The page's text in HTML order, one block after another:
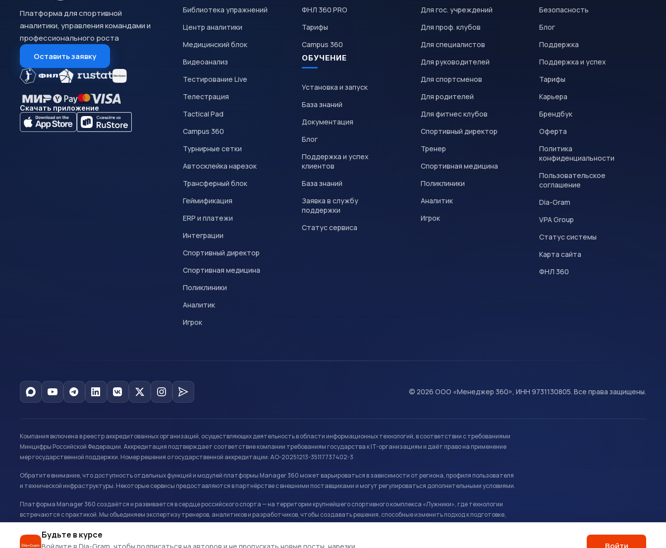
Будьте в курсе
Войти
Платформа для спортивной
аналитики, управления командами и
профессионального роста
Оставить заявку
Скачать приложение
Библиотека упражнений
Центр аналитики
Медицинский блок
Видеоанализ
Тестирование Live
Телестрация
Tactical Pad
Campus 360
Турнирные сетки
Автосклейка нарезок
Трансферный блок
Геймификация
ERP и платежи
Интеграции
Спортивный директор
Спортивная медицина
Поликлиники
Аналитик
Игрок
ФНЛ 360 PRO
Тарифы
Campus 360
ОБУЧЕНИЕ
Установка и запуск
База знаний
Документация
Блог
Поддержка и успех
клиентов
База знаний
Заявка в службу
поддержки
Статус сервиса
Для гос. учреждений
Для проф. клубов
Для специалистов
Для руководителей
Для спортсменов
Для родителей
Для фитнес клубов
Спортивный директор
Тренер
Спортивная медицина
Поликлиники
Аналитик
Игрок
Безопасность
Блог
Поддержка
Поддержка и успех
Тарифы
Карьера
Брендбук
Оферта
Политика
конфиденциальности
Пользовательское
соглашение
Dia-Gram
VPA Group
Статус системы
Карта сайта
ФНЛ 360
© 2026 ООО «Менеджер 360», ИНН 9731130805. Все права защищены.
Компания включена в реестр аккредитованных организаций, осуществляющих деятельность в области информационных технологий, в соответствии с требованиями
Минцифры Российской Федерации. Аккредитация подтверждает соответствие компании требованиям государства к IT-организациям и даёт право на применение
мер государственной поддержки. Номер решения о государственной аккредитации: АО-20251213-35117737402-3
Обратите внимание, что доступность отдельных функций и модулей платформы Manager 360 может варьироваться в зависимости от региона, профиля пользователя
и технической инфраструктуры. Некоторые сервисы предоставляются в партнёрстве с внешними поставщиками и могут регулироваться дополнительными условиями.
Платформа Manager 360 создаётся и развивается в сердце российского спорта — на территории крупнейшего спортивного комплекса «Лужники», где технологии
встречаются с практикой. Мы объединяем экспертизу тренеров, аналитиков и разработчиков, чтобы создавать решения, способные изменить подход к подготовке,
развитию и управлению в спорте.
Офис: г. Москва, Олимпийский комплекс «Лужники», Большая спортивная арена, ул. Лужники 24с1.